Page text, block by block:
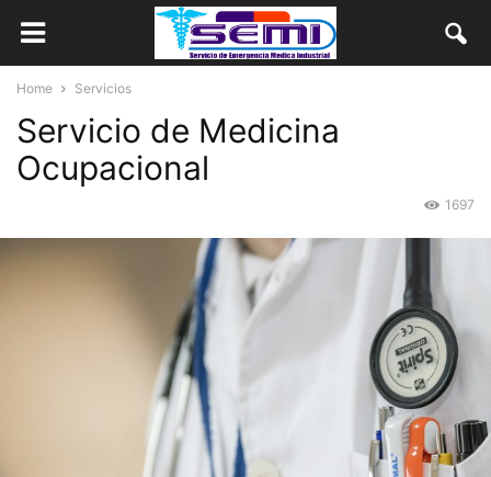
Home Servicios
Servicio de Medicina
Ocupacional
1697